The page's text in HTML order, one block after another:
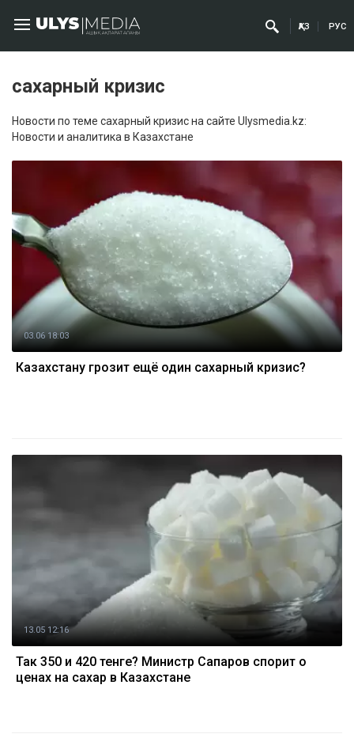
ҚАЗ РУС
сахарный кризис
Новости по теме сахарный кризис на сайте Ulysmedia.kz:
Новости и аналитика в Казахстане
03.06 18:03
Казахстану грозит ещё один сахарный кризис?
13.05 12:16
Так 350 и 420 тенге? Министр Сапаров спорит о
ценах на сахар в Казахстане